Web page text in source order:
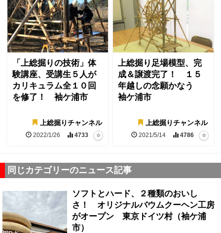
「上総掘りの技術」体
験講座、受講生５人が
カリキュラム全１０回
を修了！ 袖ケ浦市
上総掘りチャンネル
2022/1/26 4733
上総掘り足場模型、完
成＆譲渡完了！ １５
年越しの念願かなう
袖ケ浦市
上総掘りチャンネル
2021/5/14 4786
同じカテゴリーのニュース記事
ソフトとハード、２種類のおいし
さ！ オリジナルバウムクーヘン工房
がオープン 東京ドイツ村（袖ケ浦
市）